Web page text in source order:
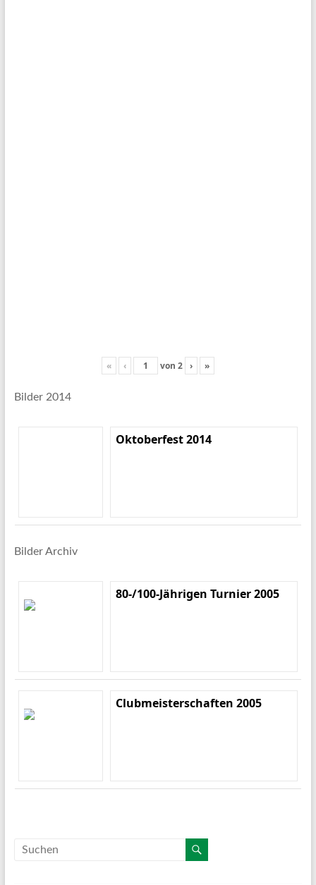
« ‹ von 2 › »
Bilder 2014
Oktoberfest 2014
Bilder Archiv
80-/100-Jährigen Turnier 2005
Clubmeisterschaften 2005